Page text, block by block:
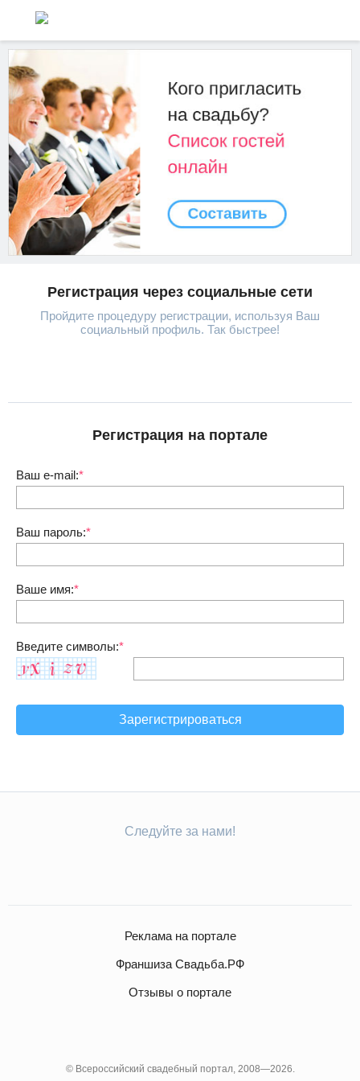
Регистрация через социальные сети
Пройдите процедуру регистрации, используя Ваш
социальный профиль. Так быстрее!
Регистрация на портале
Ваш e-mail:*
Ваш пароль:*
Ваше имя:*
Введите символы:*
Зарегистрироваться
Следуйте за нами!
Реклама на портале
Франшиза Свадьба.РФ
Отзывы о портале
© Всероссийский свадебный портал, 2008—2026.